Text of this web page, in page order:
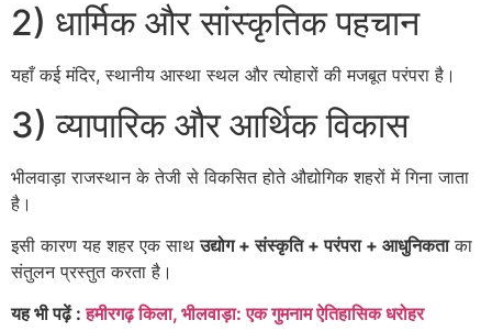
2) धार्मिक और सांस्कृतिक पहचान
यहाँ कई मंदिर, स्थानीय आस्था स्थल और त्योहारों की मजबूत परंपरा है।
3) व्यापारिक और आर्थिक विकास
भीलवाड़ा राजस्थान के तेजी से विकसित होते औद्योगिक शहरों में गिना जाता
है।
इसी कारण यह शहर एक साथउद्योग + संस्कृति + परंपरा + आधुनिकताका
संतुलन प्रस्तुत करता है।
यह भी पढ़ें :हमीरगढ़ किला, भीलवाड़ा: एक गुमनाम ऐतिहासिक धरोहर